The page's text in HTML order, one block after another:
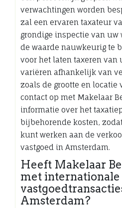
verwachtingen worden
zal een ervaren taxateur
grondige inspectie van
de waarde nauwkeurig te
voor het laten taxeren van
variëren afhankelijk van
zoals de grootte en locatie
contact op met Makelaar
informatie over het
bijbehorende kosten,
kunt werken aan de
vastgoed in Amsterdam.
Heeft Makelaar
met internationale
Amsterdam?